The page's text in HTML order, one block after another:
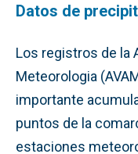
Datos de
Los registros de la
Meteorologia
importante
puntos de la
estaciones